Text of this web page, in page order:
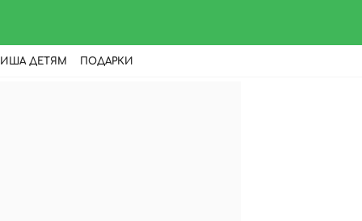
ДЕТЯМ ПОДАРКИ